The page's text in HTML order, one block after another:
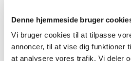
Denne hjemmeside bruger
Vi bruger cookies til at tilpasse
annoncer, til at vise dig funktioner
at analysere vores trafik. Vi deler
indføre medicin til Danmark fra alle
Ryjunea øjendråber får
erstatter magistrelle atropin